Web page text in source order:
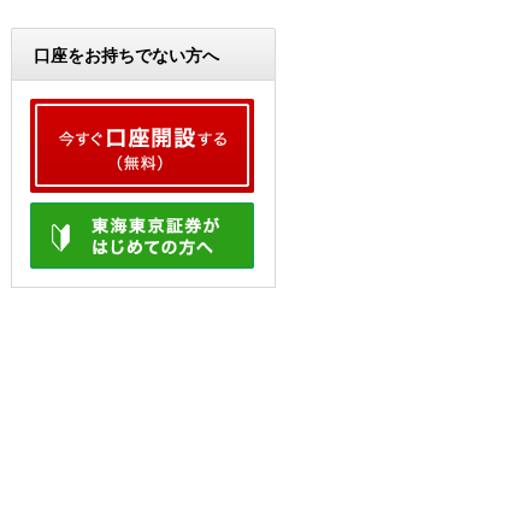
口座をお持ちでない方へ